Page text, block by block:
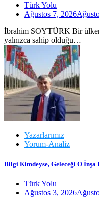
Türk Yolu
Ağustos 7, 2026
İbrahim SOYTÜRK Bir
yalnızca sahip olduğu…
Yazarlarımız
Yorum-Analiz
Bilgi Kimdeyse, Geleceği O İnşa
Türk Yolu
Ağustos 3, 2026